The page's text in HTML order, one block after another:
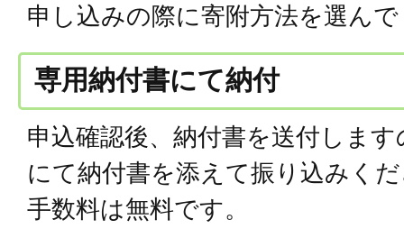
申し込みの際に寄附方法を選ん
専用納付書にて納付
申込確認後、納付書を送付しま
にて納付書を添えて振り込みく
手数料は無料です。